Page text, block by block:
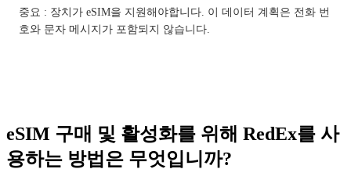
중요 : 장치가 eSIM을 지원해야합니다. 이 데이터 계획은 전화 번
호와 문자 메시지가 포함되지 않습니다.
eSIM 구매 및 활성화를 위해 RedEx를 사
용하는 방법은 무엇입니까?